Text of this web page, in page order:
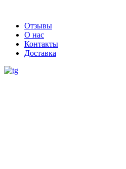
Отзывы
О нас
Контакты
Доставка